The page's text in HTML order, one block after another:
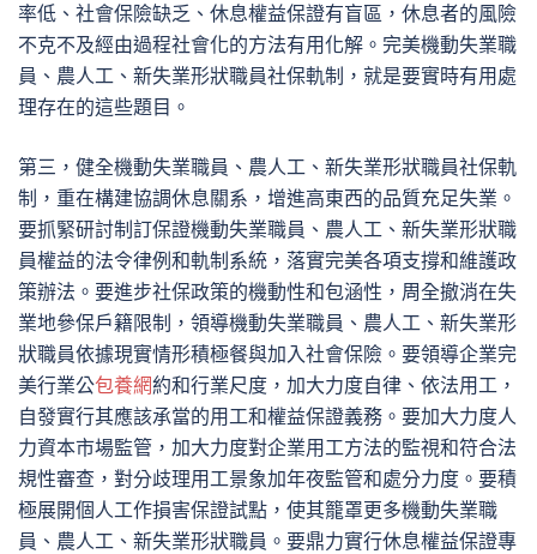
率低、社會保險缺乏、休息權益保證有盲區，休息者的風險
不克不及經由過程社會化的方法有用化解。完美機動失業職
員、農人工、新失業形狀職員社保軌制，就是要實時有用處
理存在的這些題目。
第三，健全機動失業職員、農人工、新失業形狀職員社保軌
制，重在構建協調休息關系，增進高東西的品質充足失業。
要抓緊研討制訂保證機動失業職員、農人工、新失業形狀職
員權益的法令律例和軌制系統，落實完美各項支撐和維護政
策辦法。要進步社保政策的機動性和包涵性，周全撤消在失
業地參保戶籍限制，領導機動失業職員、農人工、新失業形
狀職員依據現實情形積極餐與加入社會保險。要領導企業完
美行業公包養網約和行業尺度，加大力度自律、依法用工，
自發實行其應該承當的用工和權益保證義務。要加大力度人
力資本市場監管，加大力度對企業用工方法的監視和符合法
規性審查，對分歧理用工景象加年夜監管和處分力度。要積
極展開個人工作損害保證試點，使其籠罩更多機動失業職
員、農人工、新失業形狀職員。要鼎力實行休息權益保證專